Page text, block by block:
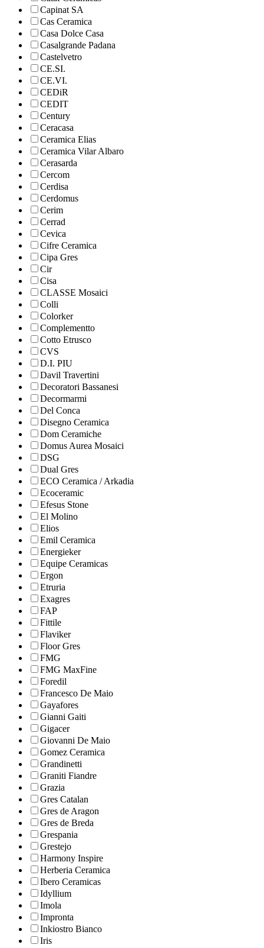
Capinat SA
Cas Ceramica
Casa Dolce Casa
Casalgrande Padana
Castelvetro
CE.SI.
CE.VI.
CEDiR
CEDIT
Century
Ceracasa
Ceramica Elias
Ceramica Vilar Albaro
Cerasarda
Cercom
Cerdisa
Cerdomus
Cerim
Cerrad
Cevica
Cifre Ceramica
Cipa Gres
Cir
Cisa
CLASSE Mosaici
Colli
Colorker
Complementto
Cotto Etrusco
CVS
D.I. PIU
Davil Travertini
Decoratori Bassanesi
Decormarmi
Del Conca
Disegno Ceramica
Dom Ceramiche
Domus Aurea Mosaici
DSG
Dual Gres
ECO Ceramica / Arkadia
Ecoceramic
Efesus Stone
El Molino
Elios
Emil Ceramica
Energieker
Equipe Ceramicas
Ergon
Etruria
Exagres
FAP
Fittile
Flaviker
Floor Gres
FMG
FMG MaxFine
Foredil
Francesco De Maio
Gayafores
Gianni Gaiti
Gigacer
Giovanni De Maio
Gomez Ceramica
Grandinetti
Graniti Fiandre
Grazia
Gres Catalan
Gres de Aragon
Gres de Breda
Grespania
Grestejo
Harmony Inspire
Herberia Ceramica
Ibero Ceramicas
Idyllium
Imola
Impronta
Inkiostro Bianco
Iris